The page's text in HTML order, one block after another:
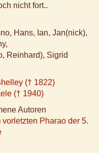
nicht fort..
Hans, Ian, Jan(nick),
Reinhard), Sigrid
(† 1822)
(† 1940)
Autoren
Pharao der 5.